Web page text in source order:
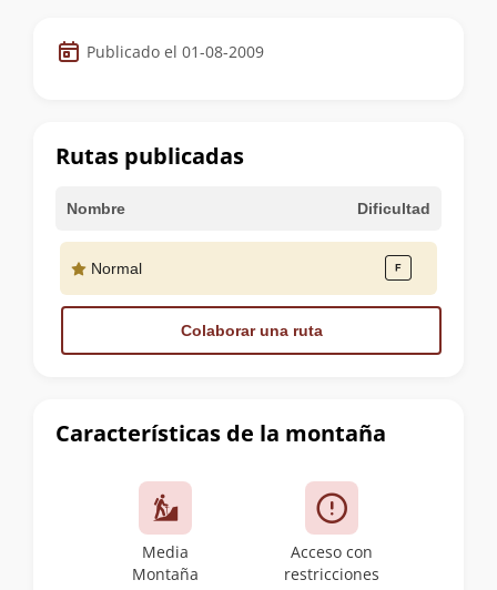
Datos
de
cumbre
Publicado el 01-08-2009
Características de la montaña
Media
Montaña
Acceso con
restricciones
Rutas publicadas
Nombre Dificultad
Normal
Colaborar una ruta